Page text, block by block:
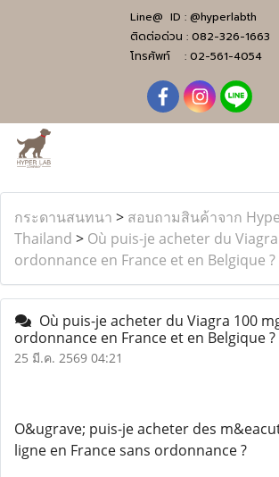
Line@ ID : @hyperlabth
ติดต่อด่วน : 082-326-1663
โทรศัพท์ : 02-561-4054
กระดานสนทนา > สอบถามสินค้าจาก
Thailand > Où puis-je acheter du
ordonnance en France et en Belgique ?
Où puis-je acheter du Viagra 100
ordonnance en France et en Belgique ?
25 มี.ค. 2569 04:21
O&ugrave; puis-je acheter des
ligne en France sans ordonnance ?